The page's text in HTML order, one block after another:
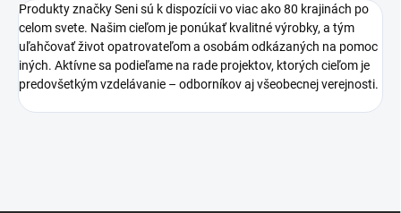
Produkty značky Seni sú k dispozícii vo viac ako 80 krajinách po
celom svete. Našim cieľom je ponúkať kvalitné výrobky, a tým
uľahčovať život opatrovateľom a osobám odkázaných na pomoc
iných. Aktívne sa podieľame na rade projektov, ktorých cieľom je
predovšetkým vzdelávanie – odborníkov aj všeobecnej verejnosti.